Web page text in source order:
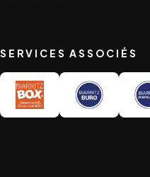
SERVICES ASSOCIÉS